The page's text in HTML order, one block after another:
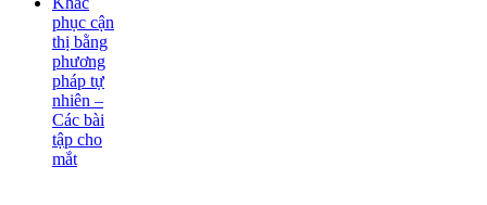
phục cận
thị bằng
phương
pháp tự
nhiên –
Các bài
tập cho
mắt